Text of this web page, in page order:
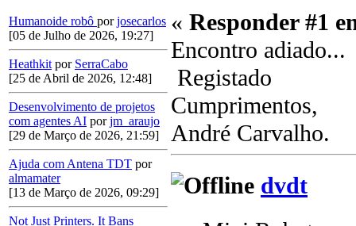
Humanoide robô porjosecarlos
[05 de Julho de 2026, 19:27]
Heathkit por SerraCabo
[25 de Abril de 2026, 12:48]
Desenvolvimento de projetos
com agentes AI porjm_araujo
[29 de Março de 2026, 21:59]
Ajuda com Antena TDT por
almamater
[13 de Março de 2026, 09:29]
Not Just Printers. It Bans
« Responder #1
Encontro
Registado
Cumprimentos,
André Carvalho.
dvdt